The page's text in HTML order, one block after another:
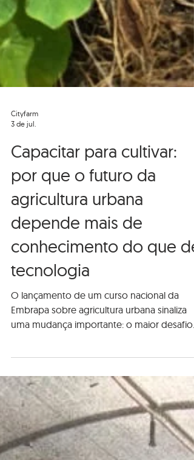
3 de jul.
Capacitar para cultivar:
por que o futuro da
agricultura urbana
depende mais de
conhecimento do que de
tecnologia
O lançamento de um curso nacional da
cidades talvez não